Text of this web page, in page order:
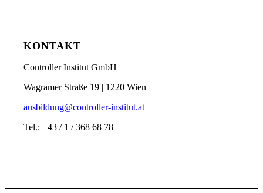
KONTAKT
Controller Institut GmbH
Wagramer Straße 19 | 1220 Wien
ausbildung@controller-institut.at
Tel.: +43 / 1 / 368 68 78